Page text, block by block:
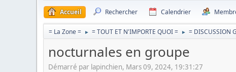
Accueil Rechercher Calendrier
= La Zone = ► = TOUT ET N'IMPORTE QUOI = ► = DISCUSSION
nocturnales en groupe
Démarré par lapinchien, Mars 09, 2024, 19:31:27